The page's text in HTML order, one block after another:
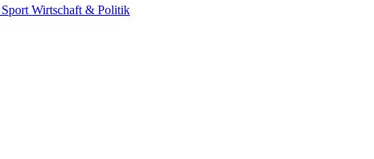
Sport Wirtschaft & Politik